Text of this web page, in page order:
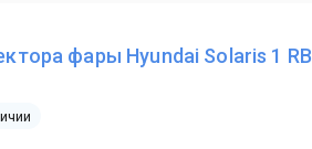
фары Hyundai Solaris 1 RB